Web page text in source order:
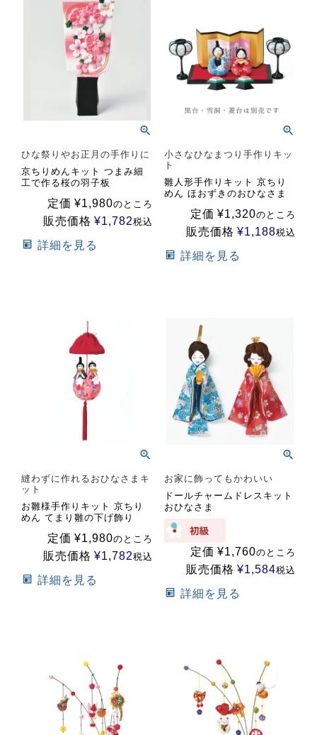
ひな祭りやお正月の手作りに
京ちりめんキット つまみ細
工で作る桜の羽子板
定価 ¥1,980のところ
販売価格 ¥1,782税込
詳細を見る
小さなひなまつり手作りキッ
ト
雛人形手作りキット 京ちり
めん ほおずきのおひなさま
定価 ¥1,320のところ
販売価格 ¥1,188税込
詳細を見る
縫わずに作れるおひなさまキ
ット
お雛様手作りキット 京ちり
めん てまり雛の下げ飾り
定価 ¥1,980のところ
販売価格 ¥1,782税込
詳細を見る
お家に飾ってもかわいい
ドールチャームドレスキット
おひなさま
定価 ¥1,760のところ
販売価格 ¥1,584税込
詳細を見る